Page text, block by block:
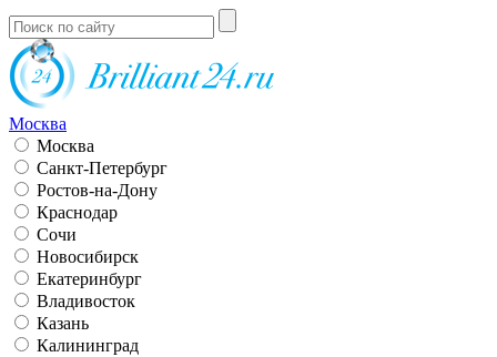
Москва
Москва
Санкт-Петербург
Ростов-на-Дону
Краснодар
Сочи
Новосибирск
Екатеринбург
Владивосток
Казань
Калининград